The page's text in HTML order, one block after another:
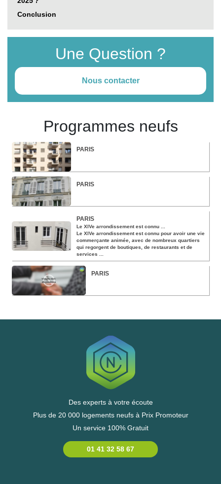
Conclusion
Une Question ?
Nous contacter
Programmes neufs
PARIS
PARIS
PARIS
Le XIVe arrondissement est connu ...
Le XIVe arrondissement est connu pour avoir une vie
commerçante animée, avec de nombreux quartiers
qui regorgent de boutiques, de restaurants et de
services ...
PARIS
Des experts à votre écoute
Plus de 20 000 logements neufs à Prix Promoteur
Un service 100% Gratuit
01 41 32 58 67